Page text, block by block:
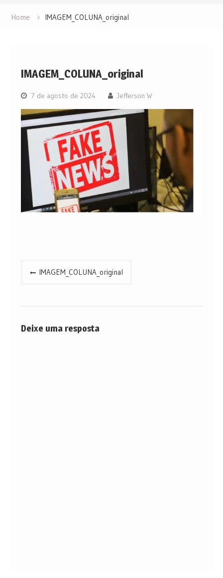
Home IMAGEM_COLUNA_original
IMAGEM_COLUNA_original
7 de agosto de 2024 Jefferson W
Navegação
IMAGEM_COLUNA_original
Deixe uma resposta